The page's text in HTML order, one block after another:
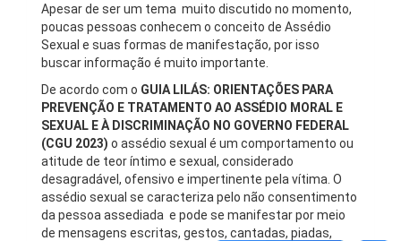
Apesar de ser um tema muito discutido no momento,
poucas pessoas conhecem o conceito de Assédio
Sexual e suas formas de manifestação, por isso
buscar informação é muito importante.
De acordo com o GUIA LILÁS: ORIENTAÇÕES PARA
PREVENÇÃO E TRATAMENTO AO ASSÉDIO MORAL E
SEXUAL E À DISCRIMINAÇÃO NO GOVERNO FEDERAL
(CGU 2023) o assédio sexual é um comportamento ou
atitude de teor íntimo e sexual, considerado
desagradável, ofensivo e impertinente pela vítima. O
assédio sexual se caracteriza pelo não consentimento
da pessoa assediada e pode se manifestar por meio
de mensagens escritas, gestos, cantadas, piadas,